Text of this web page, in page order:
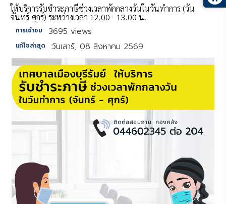
ให้บริการรับชำระภาษีช่วงเวลาพักกลางวันในวันทำการ (วัน
จันทร์-ศุกร์) ระหว่างเวลา 12.00 - 13.00 น.
การเข้าชม 3695 views
แก้ไขล่าสุด วันเสาร์, 08 สิงหาคม 2569